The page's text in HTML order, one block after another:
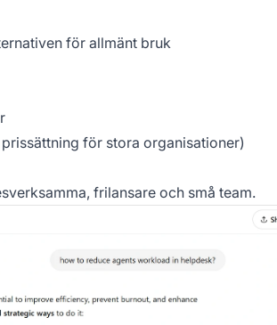
för allmänt bruk
för stora organisationer)
frilansare och små team.